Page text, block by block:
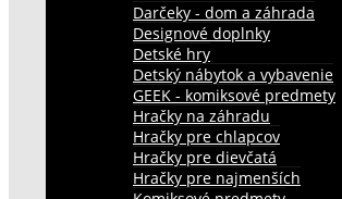
Darčeky - dom a záhrada
Designové doplnky
Detské hry
Detský nábytok a vybavenie
GEEK - komiksové predmety
Hračky na záhradu
Hračky pre chlapcov
Hračky pre dievčatá
Hračky pre najmenších